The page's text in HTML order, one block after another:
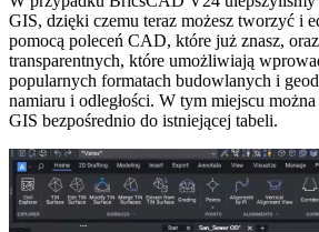
GIS, dzięki czemu teraz możesz tworzyć i
pomocą poleceń CAD, które już znasz,
transparentnych, które umożliwiają
popularnych formatach budowlanych i
namiaru i odległości. W tym miejscu
GIS bezpośrednio do istniejącej tabeli.